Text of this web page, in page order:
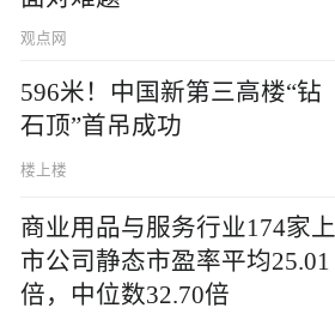
观点网
596米！中国新第三高楼“钻
石顶”首吊成功
楼上楼
商业用品与服务行业174家上
市公司静态市盈率平均25.01
倍，中位数32.70倍